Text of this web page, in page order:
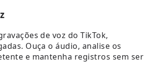
de voz do TikTok,
Ouça o áudio, analise os
e mantenha registros sem ser